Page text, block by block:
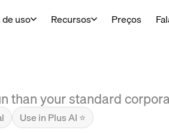
uso Recursos Preços
than your standard
Use in Plus AI ⭐